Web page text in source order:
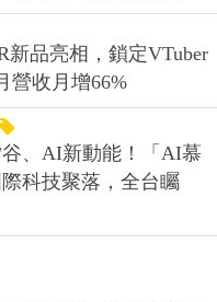
新品亮相，鎖定VTuber
營收月增66%
、AI新動能！「AI慕
科技聚落，全台矚